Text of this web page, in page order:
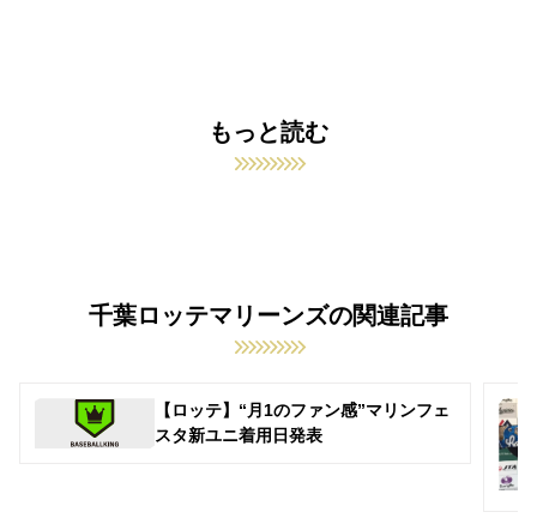
もっと読む
千葉ロッテマリーンズの関連記事
【ロッテ】“月1のファン感”マリンフェ
スタ新ユニ着用日発表